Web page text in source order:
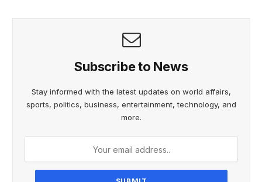
Subscribe to News
Stay informed with the latest updates on world affairs,
sports, politics, business, entertainment, technology, and
more.